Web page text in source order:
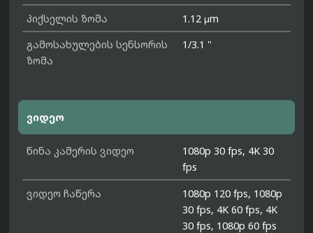
პიქსელის ზომა
1.12 μm
გამოსახულების სენსორის
ზომა
1/3.1 "
ვიდეო
წინა კამერის ვიდეო
1080p 30 fps, 4K 30
fps
ვიდეო ჩაწერა
1080p 120 fps, 1080p
30 fps, 4K 60 fps, 4K
30 fps, 1080p 60 fps